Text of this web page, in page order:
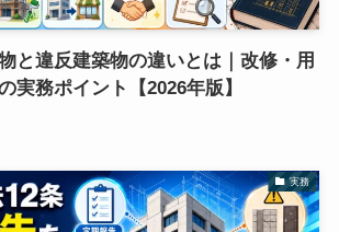
と違反建築物の違いとは｜改修・用
実務ポイント【2026年版】
実務